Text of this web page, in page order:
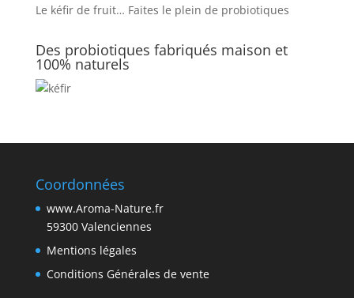
Le kéfir de fruit… Faites le plein de probiotiques
Des probiotiques fabriqués maison et
100% naturels
Coordonnées
www.Aroma-Nature.fr
59300 Valenciennes
Mentions légales
Conditions Générales de vente